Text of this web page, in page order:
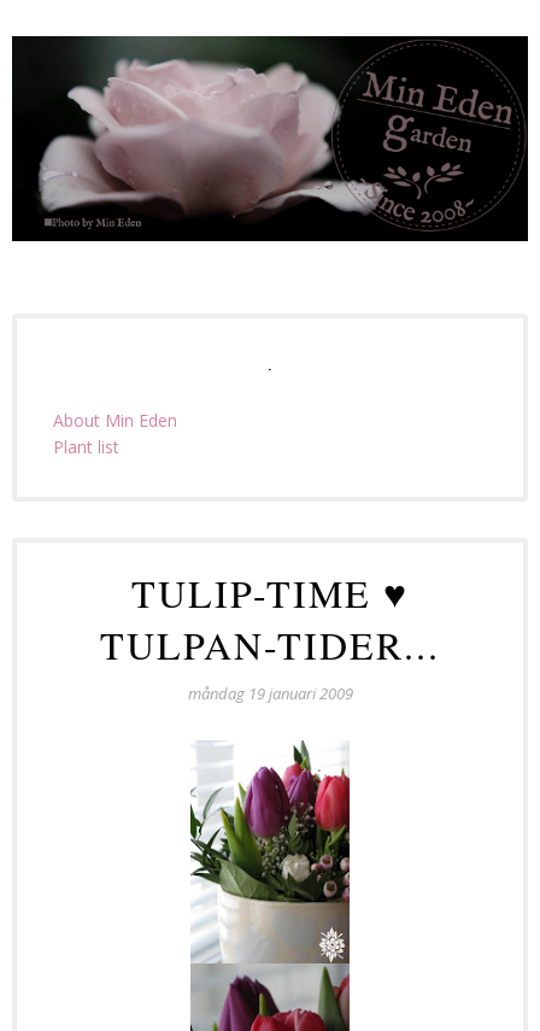
About Min Eden
Plant list
TULIP-TIME ♥
TULPAN-TIDER...
måndag 19 januari 2009